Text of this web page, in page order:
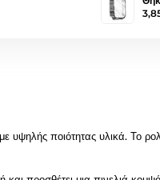
υψηλής ποιότητας υλικά. Το